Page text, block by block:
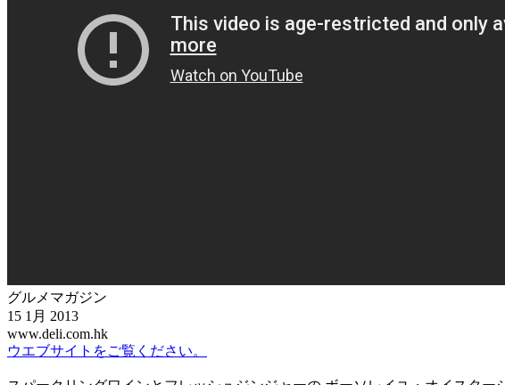
グルメマガジン
15 1月 2013
www.deli.com.hk
ウエブサイトをご覧ください。